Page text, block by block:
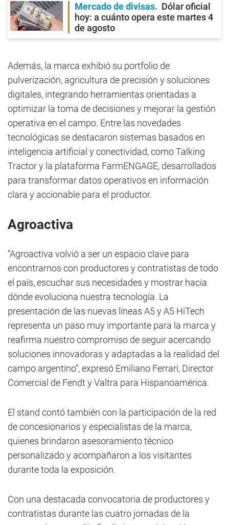
Mercado de divisas
Dólar oficial
hoy: a cuánto opera este martes 4
de agosto
Además, la marca exhibió su portfolio de
pulverización, agricultura de precisión y soluciones
digitales, integrando herramientas orientadas a
optimizar la toma de decisiones y mejorar la gestión
operativa en el campo. Entre las novedades
tecnológicas se destacaron sistemas basados en
inteligencia artificial y conectividad, como Talking
Tractor y la plataforma FarmENGAGE, desarrollados
para transformar datos operativos en información
clara y accionable para el productor.
Agroactiva
“Agroactiva volvió a ser un espacio clave para
encontrarnos con productores y contratistas de todo
el país, escuchar sus necesidades y mostrar hacia
dónde evoluciona nuestra tecnología. La
presentación de las nuevas líneas A5 y A5 HiTech
representa un paso muy importante para la marca y
reafirma nuestro compromiso de seguir acercando
soluciones innovadoras y adaptadas a la realidad del
campo argentino”, expresó Emiliano Ferrari, Director
Comercial de Fendt y Valtra para Hispanoamérica.
El stand contó también con la participación de la red
de concesionarios y especialistas de la marca,
quienes brindaron asesoramiento técnico
personalizado y acompañaron a los visitantes
durante toda la exposición.
Con una destacada convocatoria de productores y
contratistas durante las cuatro jornadas de la